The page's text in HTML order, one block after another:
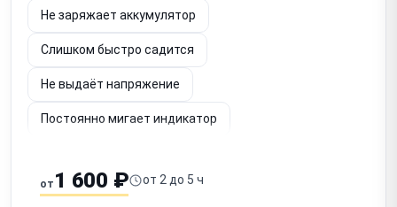
Не заряжает аккумулятор
Слишком быстро садится
Не выдаёт напряжение
Постоянно мигает индикатор
Срабатывает защита Запах гари
от 1 600 ₽ от 2 до 5 ч